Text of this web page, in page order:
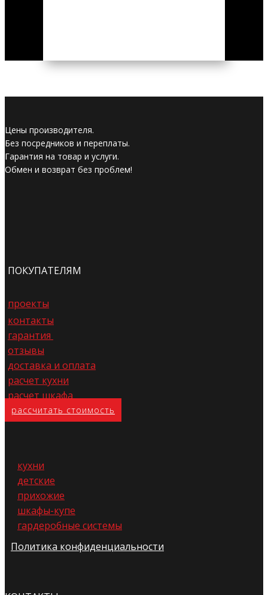
Цены производителя.
Без посредников и переплаты.
Гарантия на товар и услуги.
Обмен и возврат без проблем!
ПОКУПАТЕЛЯМ
проекты
контакты
гарантия
отзывы
доставка и оплата
расчет кухни
расчет шкафа
расс​читать стоимость
кухни
детские
прихожие
шкафы-купе
гардеробные системы
Политика конфиденциальности